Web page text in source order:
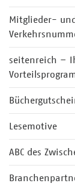
Mitglieder-
seitenreich –
Lesemotive
ABC des